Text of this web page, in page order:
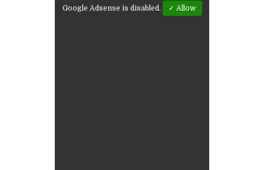
Google Adsense is disabled. ✓ Allow